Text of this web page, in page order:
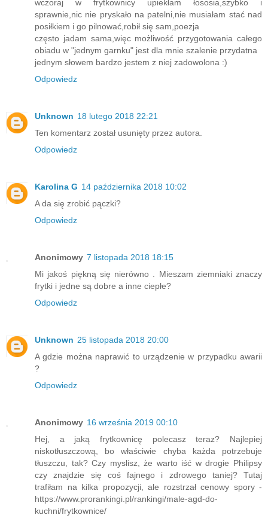
wczoraj w frytkownicy upiekłam łososia,szybko i
sprawnie,nic nie pryskało na patelni,nie musiałam stać nad
posiłkiem i go pilnować,robił się sam,poezja
często jadam sama,więc możliwość przygotowania całego
obiadu w "jednym garnku" jest dla mnie szalenie przydatna
jednym słowem bardzo jestem z niej zadowolona :)
Odpowiedz
Unknown 18 lutego 2018 22:21
Ten komentarz został usunięty przez autora.
Odpowiedz
Karolina G 14 października 2018 10:02
A da się zrobić pączki?
Odpowiedz
Anonimowy 7 listopada 2018 18:15
Mi jakoś piękną się nierówno . Mieszam ziemniaki znaczy
frytki i jedne są dobre a inne ciepłe?
Odpowiedz
Unknown 25 listopada 2018 20:00
A gdzie można naprawić to urządzenie w przypadku awarii
?
Odpowiedz
Anonimowy 16 września 2019 00:10
Hej, a jaką frytkownicę polecasz teraz? Najlepiej
niskotłuszczową, bo właściwie chyba każda potrzebuje
tłuszczu, tak? Czy myslisz, że warto iść w drogie Philipsy
czy znajdzie się coś fajnego i zdrowego taniej? Tutaj
trafiłam na kilka propozycji, ale rozstrzał cenowy spory -
https://www.prorankingi.pl/rankingi/male-agd-do-
kuchni/frytkownice/